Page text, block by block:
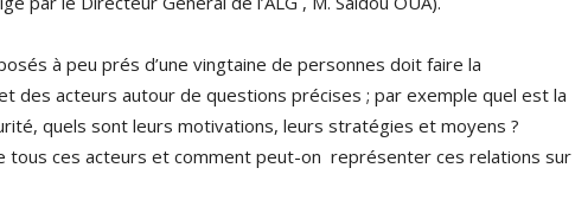
à peu prés d’une vingtaine de personnes doit faire la
des acteurs autour de questions précises ; par exemple quel est la
quels sont leurs motivations, leurs stratégies et moyens ?
tous ces acteurs et comment peut-on représenter ces relations sur